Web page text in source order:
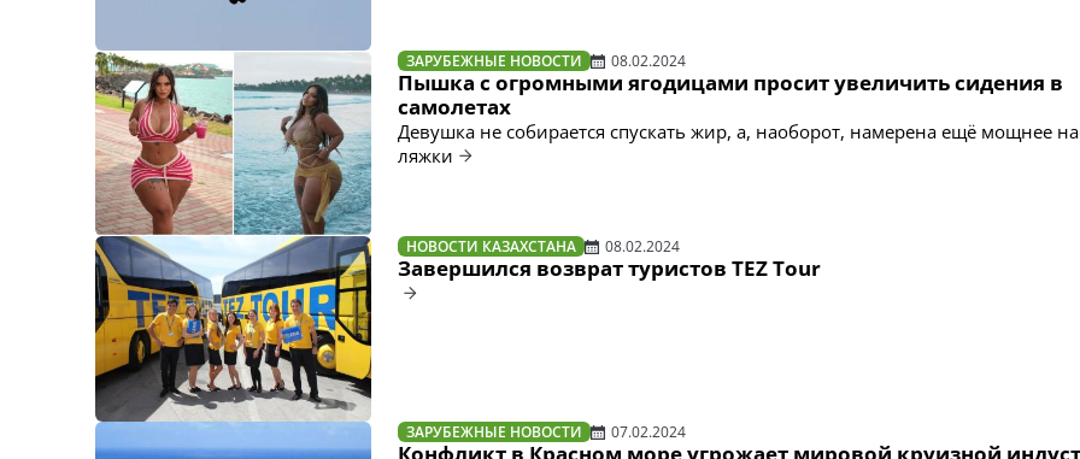
ЗАРУБЕЖНЫЕ НОВОСТИ 08.02.2024
Пышка с огромными ягодицами просит увеличить сидения в
самолетах
Девушка не собирается спускать жир, а, наоборот, намерена ещё мощнее
ляжки
НОВОСТИ КАЗАХСТАНА 08.02.2024
Завершился возврат туристов TEZ Tour
ЗАРУБЕЖНЫЕ НОВОСТИ 07.02.2024